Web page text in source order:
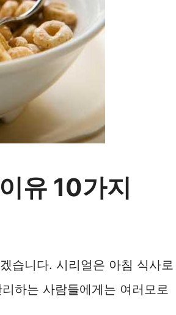
유 10가지
습니다. 시리얼은 아침 식사로
하는 사람들에게는 여러모로